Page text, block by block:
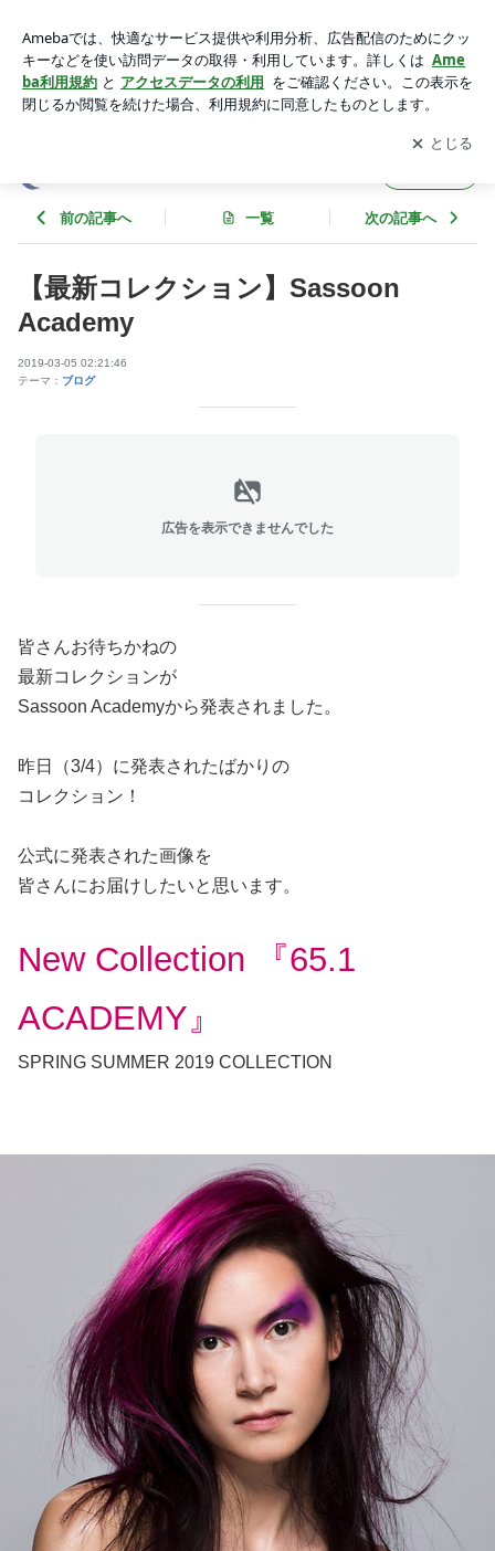
ブログ
アプリをダウンロードして ブログの更新通知
を受け取りまし
ょう。
開く
前の記事へ 一覧 次の記事へ
【最新コレクション】Sassoon
Academy
2019-03-05 02:21:46
テーマ： ブログ
広告を表示できませんでした
皆さんお待ちかねの
最新コレクションが
Sassoon Academyから発表されました。
昨日（3/4）に発表されたばかりの
コレクション！
公式に発表された画像を
皆さんにお届けしたいと思います。
New Collection 『65.1
ACADEMY』
SPRING SUMMER 2019 COLLECTION